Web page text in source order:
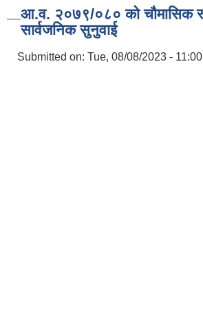
आ.व. २०७९/०८० को चौमासिक
सार्वजनिक सुनुवाई
Submitted on: Tue, 08/08/2023 - 11:00